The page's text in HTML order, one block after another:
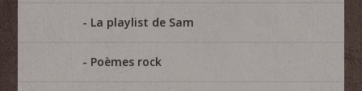
La playlist de Sam
Poèmes rock